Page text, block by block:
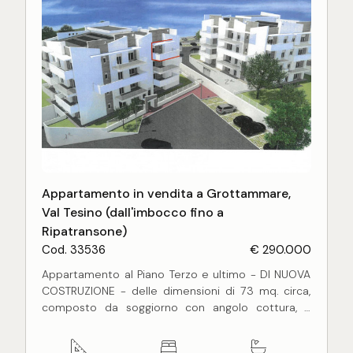
Appartamento in vendita a Grottammare,
Val Tesino (dall'imbocco fino a
Ripatransone)
Cod. 33536 € 290.000
Appartamento al Piano Terzo e ultimo - DI NUOVA
COSTRUZIONE - delle dimensioni di 73 mq. circa,
composto da soggiorno con angolo cottura, 2
per complessivi 25 mq. circa.